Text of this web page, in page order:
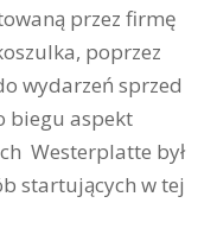
przez firmę
poprzez
wydarzeń sprzed
biegu aspekt
Westerplatte był
startujących w tej